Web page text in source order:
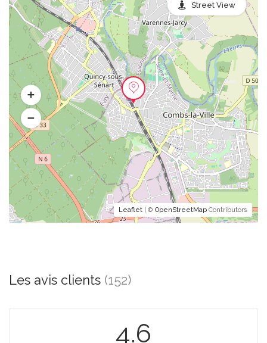
Leaflet | © OpenStreetMap Contributors
Street View
Les avis clients (152)
4.6